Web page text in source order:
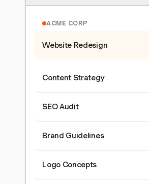
ACME CORP
Website Redesign
Content Strategy
SEO Audit
Brand Guidelines
Logo Concepts